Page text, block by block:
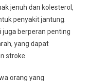
jenuh dan kolesterol,
penyakit jantung.
berperan penting
yang dapat
stroke.
orang yang